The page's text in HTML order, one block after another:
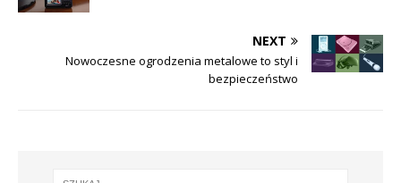
NEXT
Nowoczesne ogrodzenia metalowe to styl i
bezpieczeństwo